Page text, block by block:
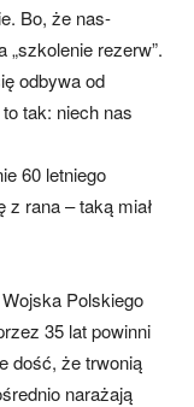
Bo, że nas-
„szkolenie rezerw”.
odbywa od
tak: niech nas
60 letniego
z rana – taką miał
Polskiego
35 lat powinni
dość, że trwonią
narażają